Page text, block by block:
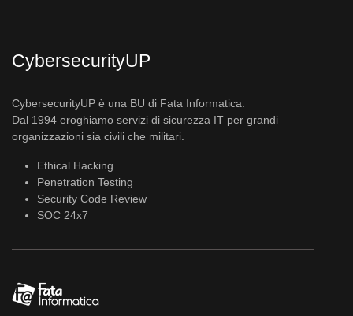
CybersecurityUP
CybersecurityUP è una BU di Fata Informatica.
Dal 1994 eroghiamo servizi di sicurezza IT per grandi
organizzazioni sia civili che militari.
Ethical Hacking
Penetration Testing
Security Code Review
SOC 24x7